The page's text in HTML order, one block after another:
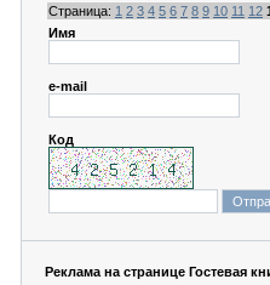
Страница: 1 2 3 4 5 6 7 8 9 10 11 12
Имя
e-mail
Код
Реклама на странице Гостевая